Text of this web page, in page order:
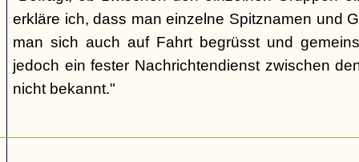
erkläre ich, dass man einzelne Spitznamen und
man sich auch auf Fahrt begrüsst und
jedoch ein fester Nachrichtendienst zwischen
nicht bekannt."